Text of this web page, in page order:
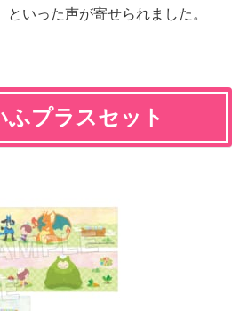
いった声が寄せられました。
プラスセット